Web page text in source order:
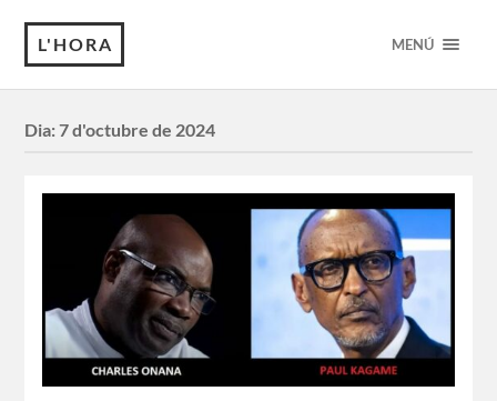
L'HORA MENÚ
Dia:7 d'octubre de 2024